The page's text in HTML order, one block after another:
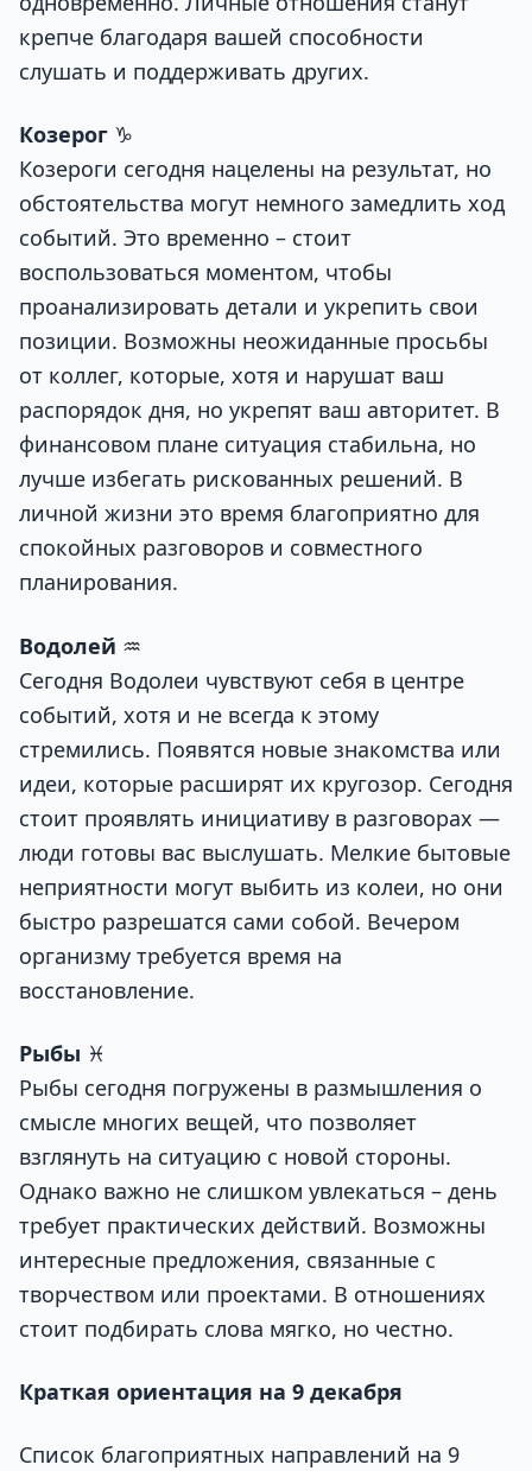
крепче благодаря вашей способности
слушать и поддерживать других.
Козерог ♑
Козероги сегодня нацелены на результат, но
обстоятельства могут немного замедлить ход
событий. Это временно – стоит
воспользоваться моментом, чтобы
проанализировать детали и укрепить свои
позиции. Возможны неожиданные просьбы
от коллег, которые, хотя и нарушат ваш
распорядок дня, но укрепят ваш авторитет. В
финансовом плане ситуация стабильна, но
лучше избегать рискованных решений. В
личной жизни это время благоприятно для
спокойных разговоров и совместного
планирования.
Водолей ♒
Сегодня Водолеи чувствуют себя в центре
событий, хотя и не всегда к этому
стремились. Появятся новые знакомства или
идеи, которые расширят их кругозор. Сегодня
стоит проявлять инициативу в разговорах —
люди готовы вас выслушать. Мелкие бытовые
неприятности могут выбить из колеи, но они
быстро разрешатся сами собой. Вечером
организму требуется время на
восстановление.
Рыбы ♓
Рыбы сегодня погружены в размышления о
смысле многих вещей, что позволяет
взглянуть на ситуацию с новой стороны.
Однако важно не слишком увлекаться – день
требует практических действий. Возможны
интересные предложения, связанные с
творчеством или проектами. В отношениях
стоит подбирать слова мягко, но честно.
Краткая ориентация на 9 декабря
Список благоприятных направлений на 9